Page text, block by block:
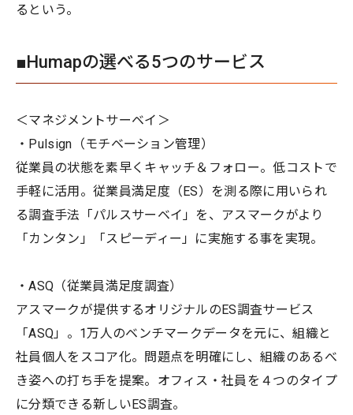
るという。
■Humapの選べる5つのサービス
＜マネジメントサーベイ＞
・Pulsign（モチベーション管理）
従業員の状態を素早くキャッチ＆フォロー。低コストで
手軽に活用。従業員満足度（ES）を測る際に用いられ
る調査手法「パルスサーベイ」を、アスマークがより
「カンタン」「スピーディー」に実施する事を実現。
・ASQ（従業員満足度調査）
アスマークが提供するオリジナルのES調査サービス
「ASQ」。1万人のベンチマークデータを元に、組織と
社員個人をスコア化。問題点を明確にし、組織のあるべ
き姿への打ち手を提案。オフィス・社員を４つのタイプ
に分類できる新しいES調査。